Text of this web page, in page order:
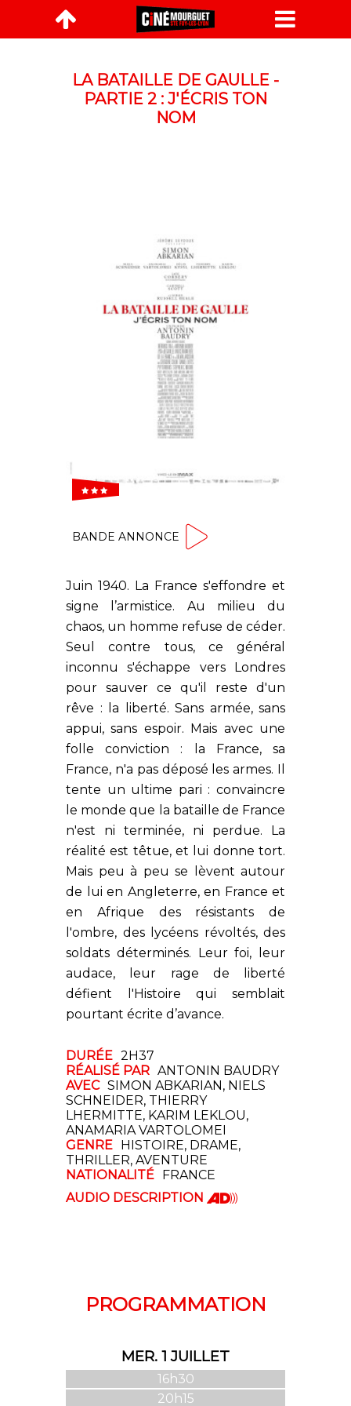

LA BATAILLE DE GAULLE -
PARTIE 2 : J'ÉCRIS TON
NOM
  
BANDE ANNONCE
Juin 1940. La France s'effondre et
signe l’armistice. Au milieu du
chaos, un homme refuse de céder.
Seul contre tous, ce général
inconnu s'échappe vers Londres
pour sauver ce qu'il reste d'un
rêve : la liberté. Sans armée, sans
appui, sans espoir. Mais avec une
folle conviction : la France, sa
France, n'a pas déposé les armes. Il
tente un ultime pari : convaincre
le monde que la bataille de France
n'est ni terminée, ni perdue. La
réalité est têtue, et lui donne tort.
Mais peu à peu se lèvent autour
de lui en Angleterre, en France et
en Afrique des résistants de
l'ombre, des lycéens révoltés, des
soldats déterminés. Leur foi, leur
audace, leur rage de liberté
défient l'Histoire qui semblait
pourtant écrite d’avance.
DURÉE 2H37
RÉALISÉ PAR ANTONIN BAUDRY
AVEC SIMON ABKARIAN, NIELS
SCHNEIDER, THIERRY
LHERMITTE, KARIM LEKLOU,
ANAMARIA VARTOLOMEI
GENRE HISTOIRE, DRAME,
THRILLER, AVENTURE
NATIONALITÉ FRANCE
AUDIO DESCRIPTION 
PROGRAMMATION
MER. 1 JUILLET
16h30
20h15